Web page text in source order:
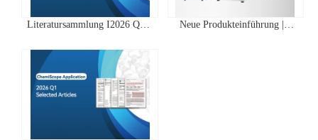
Literatursammlung I2026 Q2
Anwendungen
Neue Produkteinführung |